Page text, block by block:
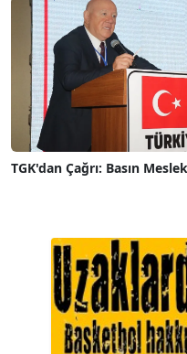
TGK'dan Çağrı: Basın